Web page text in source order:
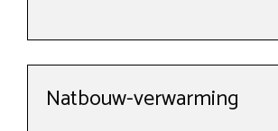
Natbouw-verwarming